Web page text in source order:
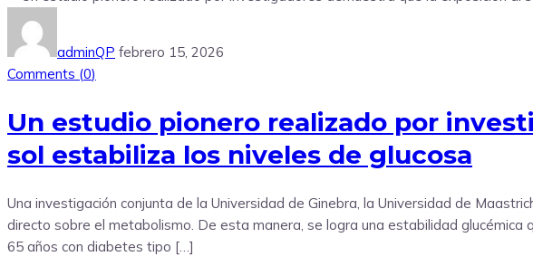
adminQP febrero 15, 2026
Comments (0)
Un estudio pionero realizado por
sol estabiliza los niveles de glucosa
Una investigación conjunta de la Universidad de Ginebra, la Universidad de
directo sobre el metabolismo. De esta manera, se logra una estabilidad
65 años con diabetes tipo […]